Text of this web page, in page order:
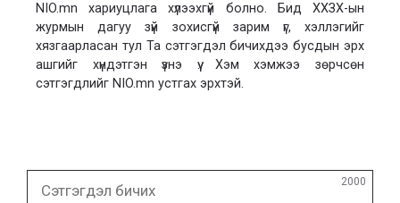
NIO.mn хариуцлага хүлээхгүй болно. Бид ХХЗХ-ын
журмын дагуу зүй зохисгүй зарим үг, хэллэгийг
хязгаарласан тул Та сэтгэгдэл бичихдээ бусдын эрх
ашгийг хүндэтгэн үзнэ үү. Хэм хэмжээ зөрчсөн
сэтгэгдлийг NIO.mn устгах эрхтэй.
2000